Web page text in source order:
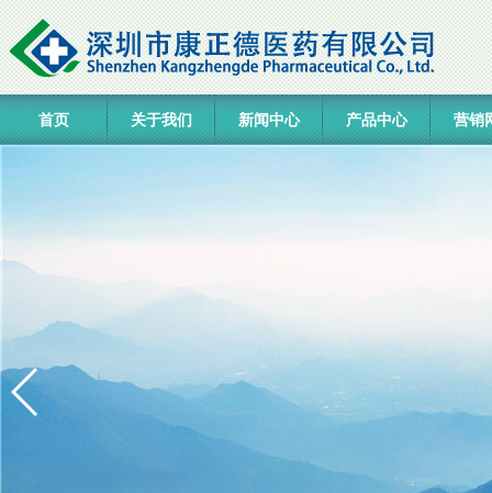
首页 关于我们 新闻中心 产品中心 营销